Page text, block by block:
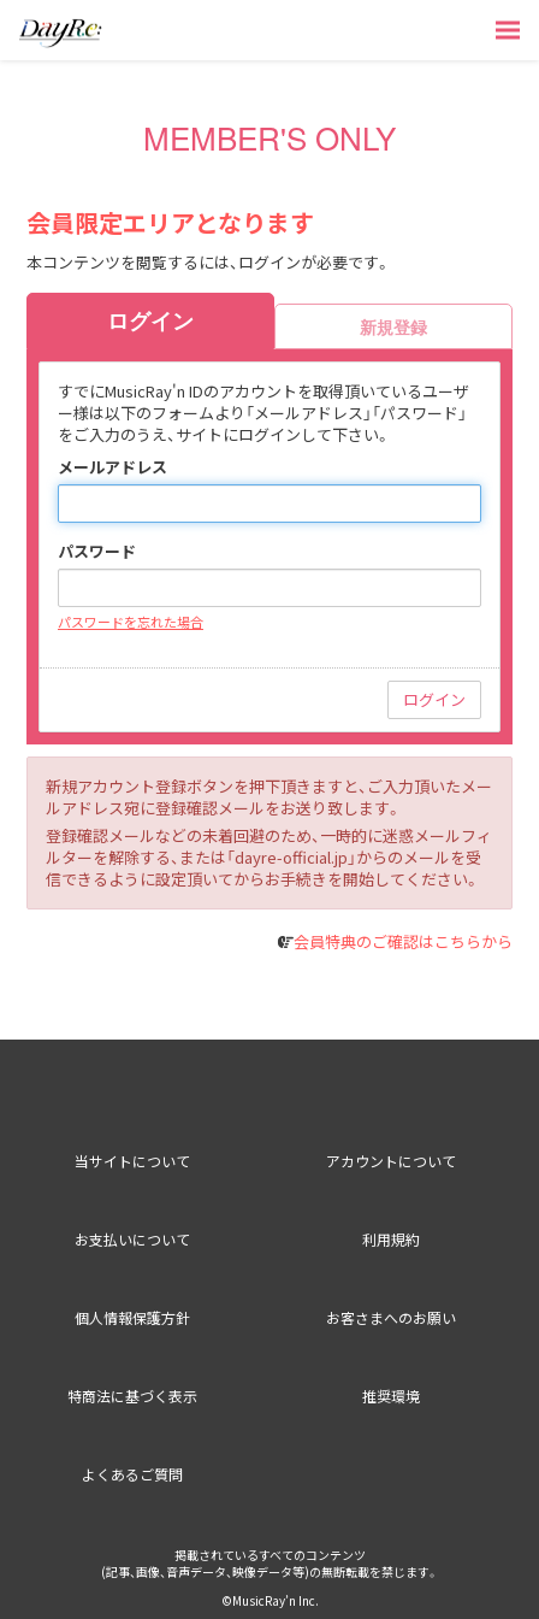
MEMBER'S ONLY
会員限定エリアとなります
本コンテンツを閲覧するには、ログインが必要です。
ログイン 新規登録
すでにMusicRay'n IDのアカウントを取得頂いているユーザ
ー様は以下のフォームより「メールアドレス」「パスワード」
をご入力のうえ、サイトにログインして下さい。
メールアドレス
パスワード
パスワードを忘れた場合
新規アカウント登録ボタンを押下頂きますと、ご入力頂いたメー
ルアドレス宛に登録確認メールをお送り致します。
登録確認メールなどの未着回避のため、一時的に迷惑メールフィ
ルターを解除する、または「dayre-official.jp」からのメールを受
信できるように設定頂いてからお手続きを開始してください。
会員特典のご確認はこちらから
当サイトについて アカウントについて
お支払いについて 利用規約
個人情報保護方針 お客さまへのお願い
特商法に基づく表示 推奨環境
よくあるご質問
掲載されているすべてのコンテンツ
(記事、画像、音声データ、映像データ等)の無断転載を禁じます。
©MusicRay’n Inc.